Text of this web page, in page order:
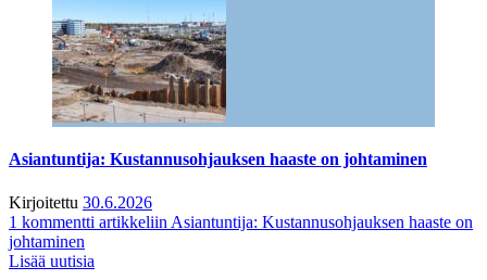
Asiantuntija: Kustannusohjauksen haaste on johtaminen
Kirjoitettu 30.6.2026
1 kommentti artikkeliin Asiantuntija: Kustannusohjauksen haaste on
johtaminen
Lisää uutisia